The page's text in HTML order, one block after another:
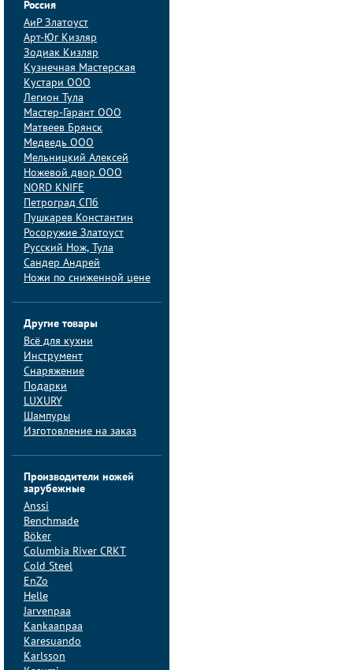
Россия
АиP Златоуст
Арт-Юг Кизляр
Зодиак Кизляр
Кузнечная Мастерская
Кустари ООО
Легион Тула
Мастер-Гарант ООО
Матвеев Брянск
Медведь ООО
Мельницкий Алексей
Ножевой двор ООО
NORD KNIFE
Петроград СПб
Пушкарев Константин
Росоружие Златоуст
Русский Нож, Тула
Сандер Андрей
Ножи по сниженной цене
Другие товары
Всё для кухни
Инструмент
Снаряжение
Подарки
LUXURY
Шампуры
Изготовление на заказ
Производители ножей
зарубежные
Anssi
Benchmade
Böker
Columbia River CRKT
Cold Steel
EnZo
Helle
Jarvenpaa
Kankaanpaa
Karesuando
Karlsson